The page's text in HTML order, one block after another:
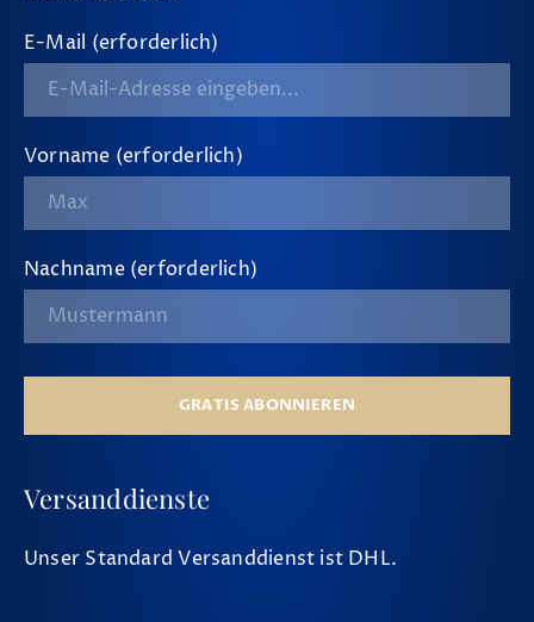
E-Mail (erforderlich)
Vorname (erforderlich)
Nachname (erforderlich)
GRATIS ABONNIEREN
Versanddienste
Unser Standard Versanddienst ist DHL.